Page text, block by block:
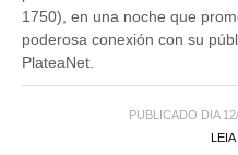
1750), en una noche que
poderosa conexión con su
PlateaNet.
PUBLICADO DIA
LEIA